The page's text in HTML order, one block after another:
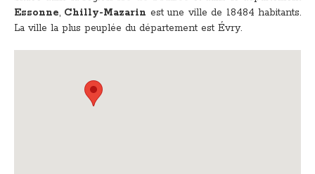
Essonne, Chilly-Mazarin est une ville de 18484 habitants.
La ville la plus peuplée du département est Évry.